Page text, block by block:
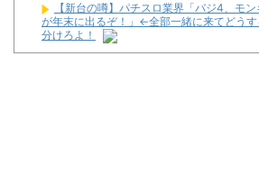
【新台の噂】パチスロ業界「バジ4、モ
が年末に出るぞ！」←全部一緒に来てどう
分けろよ！
【悲報】パチンカスさん「客のデータを